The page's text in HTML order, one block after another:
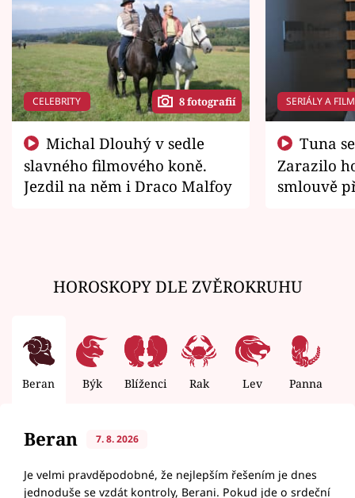
CELEBRITY 8 fotografií
slavného filmového koně.
Jezdil na něm i Draco Malfoy
SERIÁLY A
Zarazilo
smlouvě
HOROSKOPY DLE ZVĚROKRUHU
Beran Býk Blíženci Rak Lev Panna
Beran 7. 8. 2026
Je velmi pravděpodobné, že nejlepším řešením je dnes
jednoduše se vzdát kontroly, Berani. Pokud jde o srdeční